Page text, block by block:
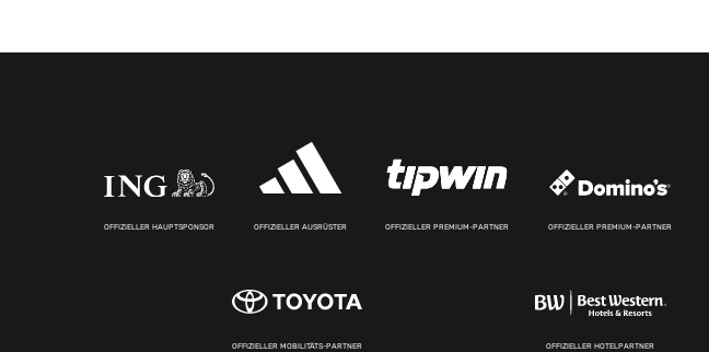
OFFIZIELLER HAUPTSPONSOR OFFIZIELLER AUSRÜSTER OFFIZIELLER PREMIUM-PARTNER OFFIZIELLER PREMIUM-PARTNER
OFFIZIELLER MOBILITÄTS-PARTNER OFFIZIELLER HOTELPARTNER